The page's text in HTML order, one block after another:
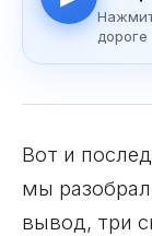
дороге
Вот и
мы
вывод, три